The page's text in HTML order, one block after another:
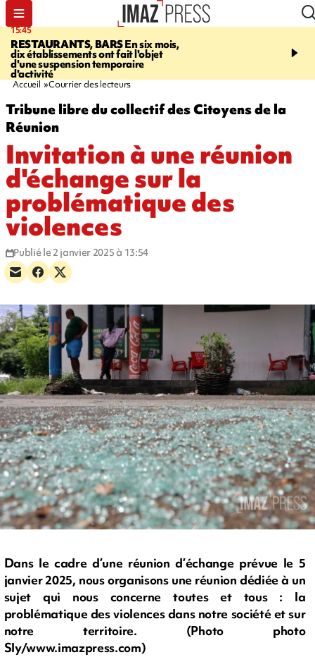
15:45
RESTAURANTS, BARSEn six mois,
dix établissements ont fait l'objet
d'une suspension temporaire
d'activité
17:17
Angeles, un homme vit
Accueil Courrier des lecteurs
Tribune libre du collectif des Citoyens de la
Réunion
Invitation à une réunion
d'échange sur la
problématique des
violences
Publié le 2 janvier 2025 à 13:54
Dans le cadre d’une réunion d’échange prévue le 5
janvier 2025, nous organisons une réunion dédiée à un
sujet qui nous concerne toutes et tous : la
problématique des violences dans notre société et sur
notre territoire. (Photo photo
Sly/www.imazpress.com)